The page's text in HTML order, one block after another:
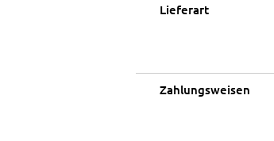
Lieferart
Zahlungsweisen